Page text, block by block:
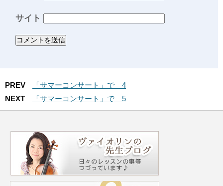
サイト
PREV
「サマーコンサート」で 4
NEXT
「サマーコンサート」で 5